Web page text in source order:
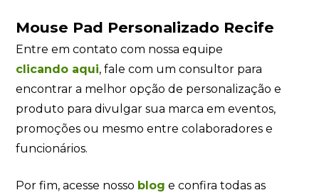
Mouse Pad Personalizado Recife
Entre em contato com nossa equipe
clicando aqui, fale com um consultor para
encontrar a melhor opção de personalização e
produto para divulgar sua marca em eventos,
promoções ou mesmo entre colaboradores e
funcionários.
Por fim, acesse nosso blog e confira todas as